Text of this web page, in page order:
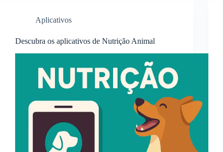
Aplicativos
Descubra os aplicativos de Nutrição Animal